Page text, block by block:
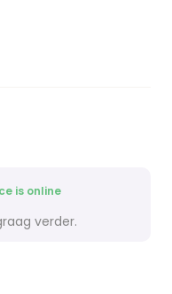
is online
verder.